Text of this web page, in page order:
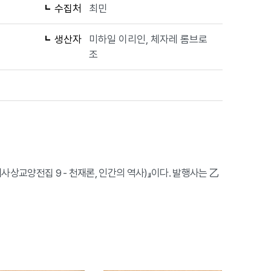
수집처 최민
생산자
미하일 이리인, 체자레 롬브로
조
교양전집 9 - 천재론, 인간의 역사)』이다. 발행사는 乙